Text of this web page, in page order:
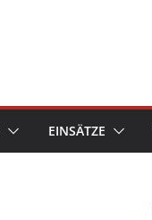
EINSÄTZE